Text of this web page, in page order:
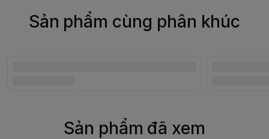
Sản phẩm cùng phân khúc
Sản phẩm đã xem